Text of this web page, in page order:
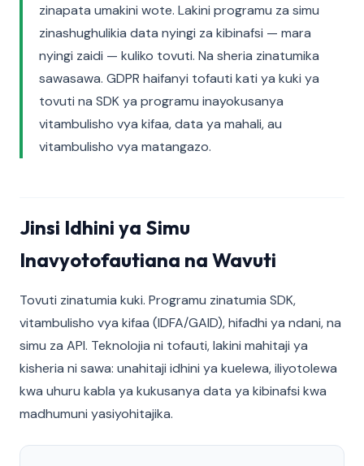
zinapata umakini wote. Lakini programu za simu
zinashughulikia data nyingi za kibinafsi — mara
nyingi zaidi — kuliko tovuti. Na sheria zinatumika
sawasawa. GDPR haifanyi tofauti kati ya kuki ya
tovuti na SDK ya programu inayokusanya
vitambulisho vya kifaa, data ya mahali, au
vitambulisho vya matangazo.
Jinsi Idhini ya Simu
Inavyotofautiana na Wavuti
Tovuti zinatumia kuki. Programu zinatumia SDK,
vitambulisho vya kifaa (IDFA/GAID), hifadhi ya ndani, na
simu za API. Teknolojia ni tofauti, lakini mahitaji ya
kisheria ni sawa: unahitaji idhini ya kuelewa, iliyotolewa
kwa uhuru kabla ya kukusanya data ya kibinafsi kwa
madhumuni yasiyohitajika.